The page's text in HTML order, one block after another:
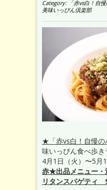
Category: 「赤vs白！自
美味いっぴん倶楽部
★「赤vs白！自慢の
味いっぴん食べ歩き
4月1日（火）〜5月
赤★出品メニュー・
リタンスパゲティ